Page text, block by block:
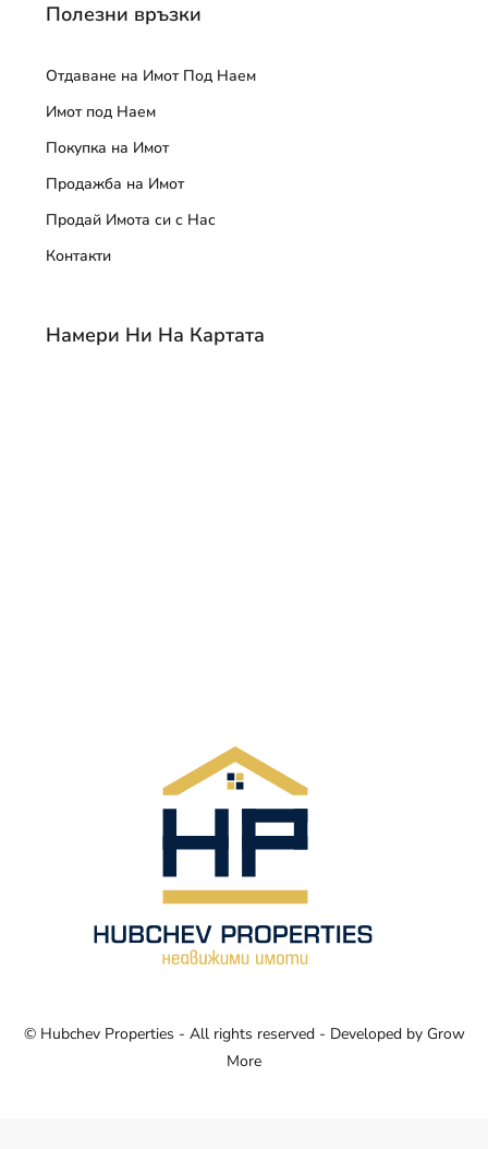
Полезни връзки
Отдаване на Имот Под Наем
Имот под Наем
Покупка на Имот
Продажба на Имот
Продай Имота си с Нас
Контакти
Намери Ни На Картата
© Hubchev Properties - All rights reserved - Developed by Grow
More